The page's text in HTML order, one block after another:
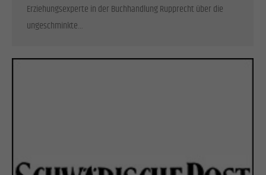
Erziehungsexperte in der Buchhandlung Rupprecht über die
ungeschminkte…